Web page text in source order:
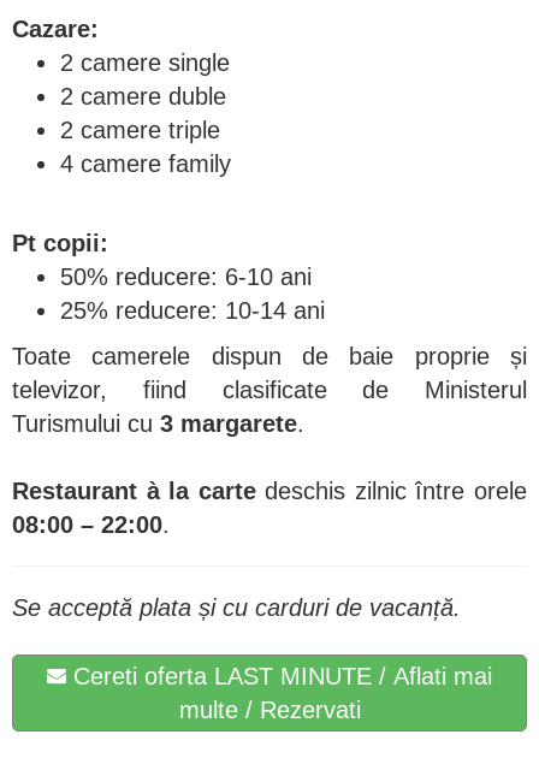
Cazare:
2 camere single
2 camere duble
2 camere triple
4 camere family
Pt copii:
50% reducere: 6-10 ani
25% reducere: 10-14 ani
Toate camerele dispun de baie proprie și
televizor, fiind clasificate de Ministerul
Turismului cu 3 margarete.
Restaurant à la cartedeschis zilnic între orele
08:00 – 22:00.
Se acceptă plata și cu carduri de vacanță.
Cereti oferta LAST MINUTE / Aflati mai
multe / Rezervati